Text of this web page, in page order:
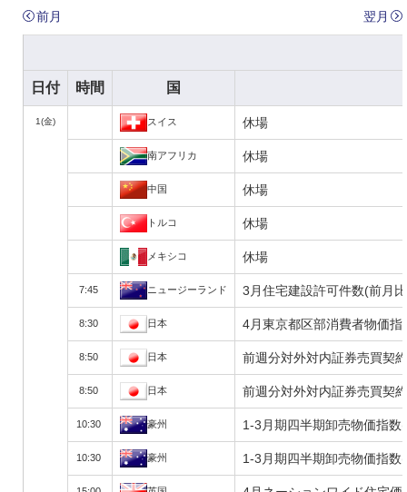
前月 翌月
日付 時間 国
1(金) スイス 休場
南アフリカ 休場
中国 休場
トルコ 休場
メキシコ 休場
7:45 ニュージーランド 3月住宅建設許可件数(前月
8:30 日本 4月東京都区部消費者物価
8:50 日本 前週分対外対内証券売買契
8:50 日本 前週分対外対内証券売買契
10:30 豪州 1-3月期四半期卸売物価指
10:30 豪州 1-3月期四半期卸売物価指